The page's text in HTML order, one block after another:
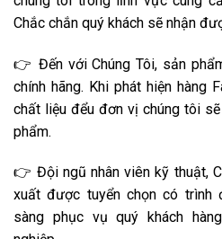
Chắc chắn quý khách sẽ nhận
👉 Đến với Chúng Tôi, sản
chính hãng. Khi phát hiện hàng
chất liệu đểu đơn vị chúng tôi
phẩm.
👉 Đội ngũ nhân viên kỹ thuật,
xuất được tuyển chọn có trình
sàng phục vụ quý khách